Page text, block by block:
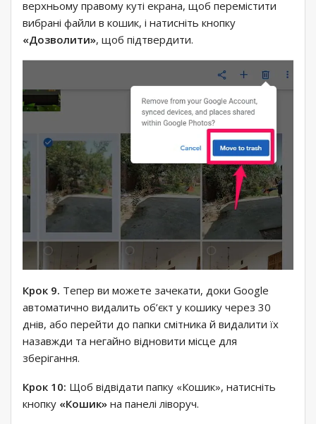
верхньому правому куті екрана, щоб перемістити
вибрані файли в кошик, і натисніть кнопку
«Дозволити», щоб підтвердити.
Крок 9. Тепер ви можете зачекати, доки Google
автоматично видалить об’єкт у кошику через 30
днів, або перейти до папки смітника й видалити їх
назавжди та негайно відновити місце для
зберігання.
Крок 10: Щоб відвідати папку «Кошик», натисніть
кнопку «Кошик» на панелі ліворуч.